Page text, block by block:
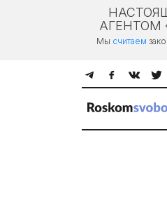
АГЕНТОМ
Мы считаем